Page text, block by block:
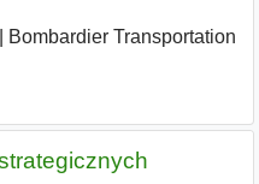
Bombardier Transportation